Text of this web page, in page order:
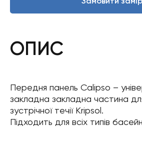
ОПИС
Передня панель Calipso –
закладна закладна частина
зустрічної течії Kripsol.
Підходить для всіх типів